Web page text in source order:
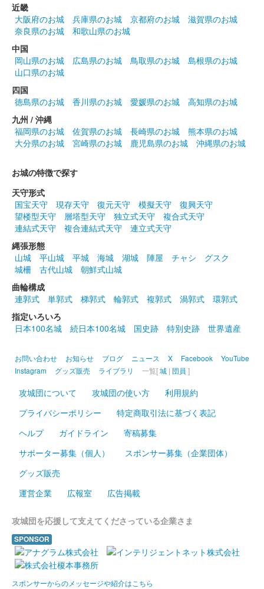
販売終了
和歌山城公園動物園で限定販売されている御城印の第1弾。はが
き大の厚紙（角丸）に、「和歌山城」「和歌山城公園動物園 来
園記念」の文字が印刷され、紀州徳川家の家紋と天守、紀州犬の
綾芽（あやめ）と皐月（……
和歌山城 御城印
日本三大連立式天守の和歌山城を背景に、和歌山城の歴代の城主
である豊臣家・桑山家・浅野家・徳川家の家紋を押印したもの
和歌山城 御城印
60周年記念 EXオリジナル 特別御城印
京都・大阪〜和歌山間を結ぶ特急くろしおの運行60周年を記念し
て発売されたJR西日本とのコラボ御城印。和歌山城と桜、東海
道・山陽新幹線N700S、特急くろしお287系電車が描かれてい
る。EX予約サービス……
和歌山城 御城印
陣記念版（黄色）
販売終了
岸和田城の危機を蛸が救ったといわれている「蛸地蔵伝説」にち
なんで、蛸のスタンプを押印した御城印。70枚限定。
和歌山城 御城印
岸和田城天守復興70周年 冬の陣参
陣記念版（緑）
販売終了
岸和田城の危機を蛸が救ったといわれている「蛸地蔵伝説」にち
和歌山城 御城印 令和7年新春限定版
販売終了
近畿
大阪府のお城
兵庫県のお城 京都府のお城
滋賀県のお城
奈良県のお城
和歌山県のお城
中国
岡山県のお城
広島県のお城 鳥取県のお城
島根県のお城
山口県のお城
四国
徳島県のお城
香川県のお城 愛媛県のお城
高知県のお城
九州 / 沖縄
福岡県のお城
佐賀県のお城 長崎県のお城
熊本県のお城
大分県のお城
宮崎県のお城 鹿児島県のお城 沖縄県のお城
お城の特徴で探す
天守形式
国宝天守
現存天守 復元天守 模擬天守
復興天守
望楼型天守
層塔型天守 独立式天守
複合式天守
連結式天守
複合連結式天守
連立式天守
縄張形態
山城
平山城 平城 海城 湖城 陣屋 チャシ
グスク
城柵
古代山城
朝鮮式山城
曲輪構成
連郭式
単郭式 梯郭式 輪郭式 複郭式 渦郭式
環郭式
指定いろいろ
日本100名城
続日本100名城 国史跡 特別史跡 世界遺産
お問い合わせ お知らせ ブログ ニュース X Facebook
YouTube
Instagram
グッズ販売 ライブラリ 一覧[城 | 団員 ]
攻城団について 攻城団の使い方
利用規約
プライバシーポリシー
特定商取引法に基づく表記
ヘルプ
ガイドライン
寄稿募集
サポーター募集（個人）
スポンサー募集（企業団体）
グッズ販売
運営企業
広報室 広告掲載
攻城団を応援して支えてくださっている企業さま
SPONSOR
スポンサーからのメッセージや紹介はこちら